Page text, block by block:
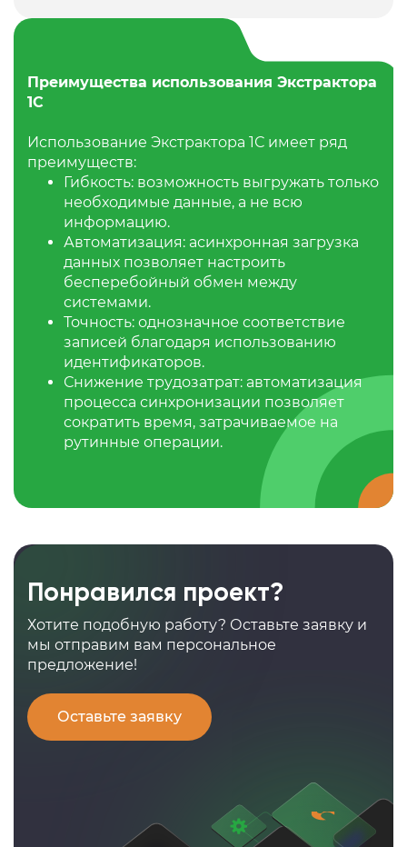
Преимущества использования Экстрактора
1С
Использование Экстрактора 1С имеет ряд
преимуществ:
Гибкость: возможность выгружать только
необходимые данные, а не всю
информацию.
Автоматизация: асинхронная загрузка
данных позволяет настроить
бесперебойный обмен между
системами.
Точность: однозначное соответствие
записей благодаря использованию
идентификаторов.
Снижение трудозатрат: автоматизация
процесса синхронизации позволяет
сократить время, затрачиваемое на
рутинные операции.
Понравился проект?
Хотите подобную работу? Оставьте заявку и
мы отправим вам персональное
предложение!
Оставьте заявку